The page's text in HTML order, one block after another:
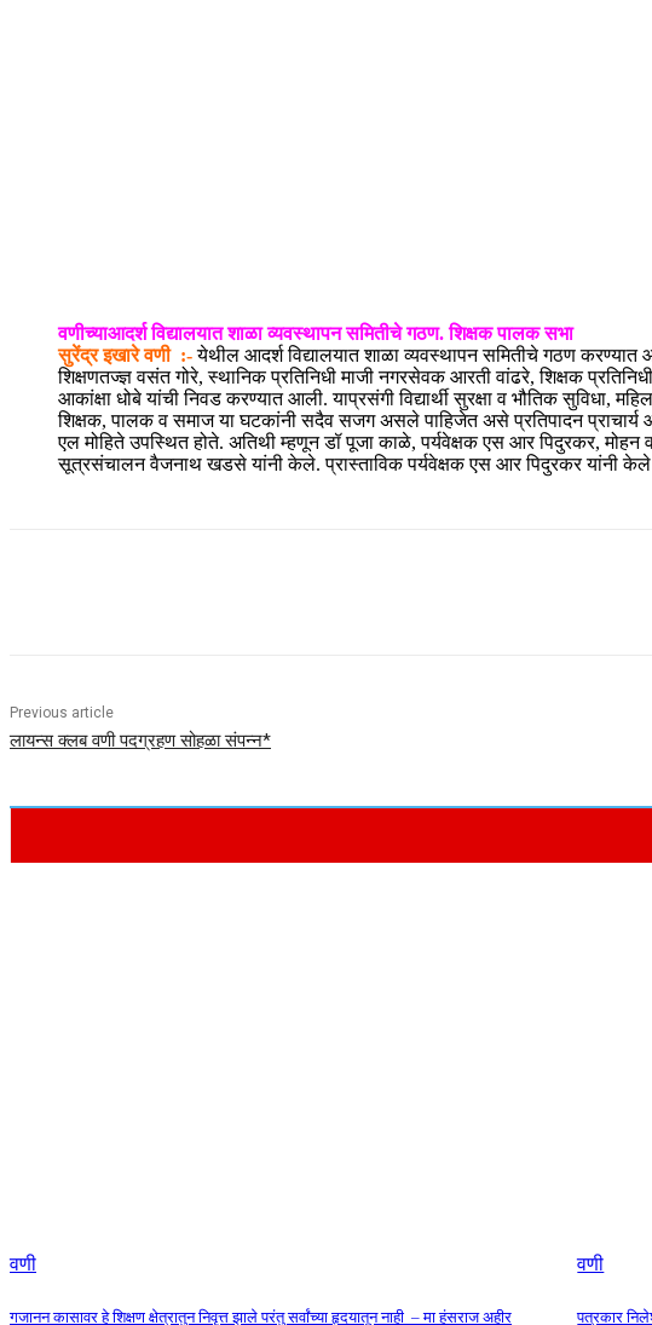
वणीच्याआदर्श विद्यालयात शाळा व्यवस्थापन समितीचे गठण. शिक्षक पालक सभा
सुरेंद्र इखारे वणी :- येथील आदर्श विद्यालयात शाळा व्यवस्थापन समितीचे गठण करण्यात
शिक्षणतज्ज्ञ वसंत गोरे, स्थानिक प्रतिनिधी माजी नगरसेवक आरती वांढरे, शिक्षक
आकांक्षा धोबे यांची निवड करण्यात आली. याप्रसंगी विद्यार्थी सुरक्षा व भौतिक सुविधा,
शिक्षक, पालक व समाज या घटकांनी सदैव सजग असले पाहिजेत असे प्रतिपादन प्राचार्य
एल मोहिते उपस्थित होते. अतिथी म्हणून डॉ पूजा काळे, पर्यवेक्षक एस आर पिदुरकर,
सूत्रसंचालन वैजनाथ खडसे यांनी केले. प्रास्ताविक पर्यवेक्षक एस आर पिदुरकर यांनी केले
Previous article
लायन्स क्लब वणी पदग्रहण सोहळा संपन्न*
वणी
गजानन कासावर हे शिक्षण क्षेत्रातुन निवृत्त झाले परंतु सर्वांच्या हृदयातून नाही – मा हंसराज अहीर
वणी
पत्रकार